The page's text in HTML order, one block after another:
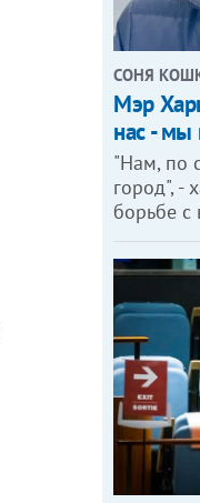
СОНЯ
Мэр
нас -
"Нам, по
город", -
борьбе